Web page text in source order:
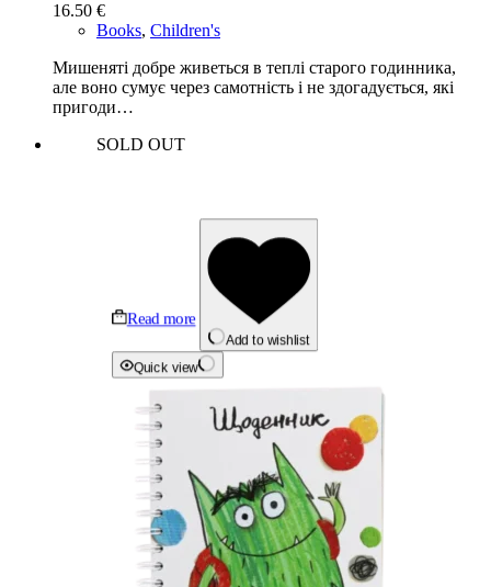
16.50 €
Books, Children's
Мишеняті добре живеться в теплі старого годинника,
але воно сумує через самотність і не здогадується, які
пригоди…
SOLD OUT
Read more
Add to wishlist
Quick view